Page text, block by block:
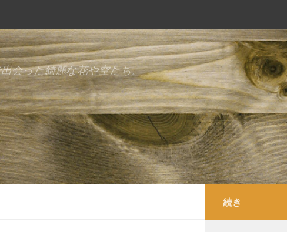
会った綺麗な花や空たち。
続き